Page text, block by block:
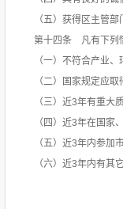
（五）获得区主管
第十四条 凡有下列
（一）不符合产业
（二）国家规定应
（三）近3年有重大
（四）近3年在国家
（五）近3年内参加
（六）近3年内有其